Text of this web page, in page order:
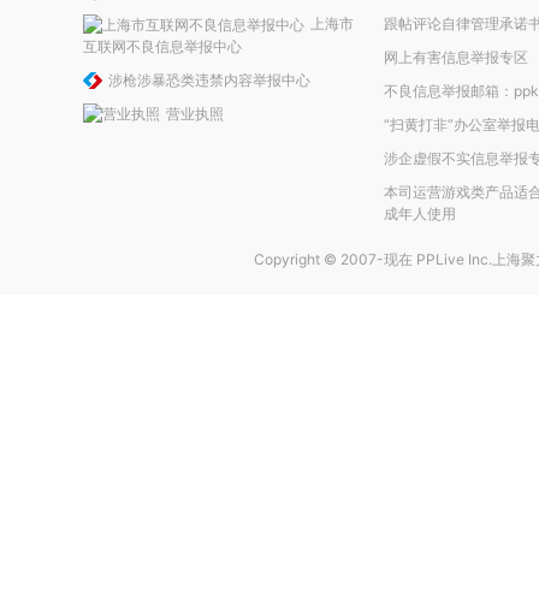
上海市
互联网不良信息举报中心
涉枪涉暴恐类违禁内容举报中心
营业执照
跟帖评论自律管理承诺
网上有害信息举报专区
不良信息举报邮箱：
“扫黄打非”办公室举报
涉企虚假不实信息举报
本司运营游戏类产品适
成年人使用
Copyright © 2007-现在 PPLive Inc.上海